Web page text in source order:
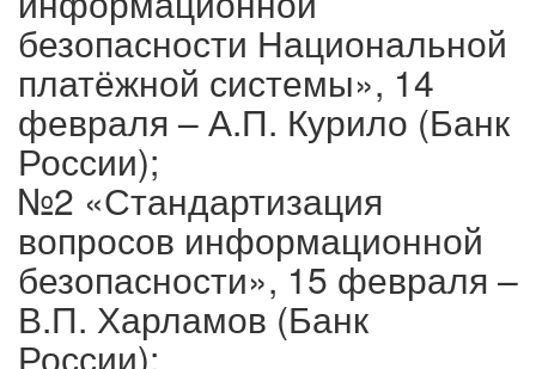
безопасности Национальной
платёжной системы», 14
февраля – А.П. Курило (Банк
России);
№2 «Стандартизация
вопросов информационной
безопасности», 15 февраля –
В.П. Харламов (Банк
России);